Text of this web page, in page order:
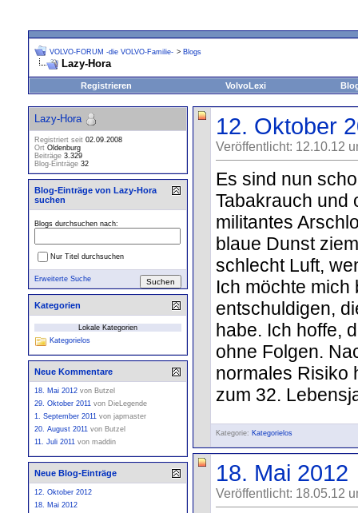
VOLVO-FORUM -die VOLVO-Familie- > Blogs
Lazy-Hora
Registrieren VolvoLexi
12. Oktober
Veröffentlicht: 12.10.12
Es sind nun
Tabakrauch und
militantes
blaue Dunst
schlecht Luft,
Ich möchte
entschuldigen,
habe. Ich hoffe,
ohne Folgen.
normales Risiko
zum 32.
Kategorie: Kategorielos
18. Mai 2012
Veröffentlicht: 18.05.12
Lazy-Hora
Registriert seit 02.09.2008
Ort Oldenburg
Beiträge 3.329
Blog-Einträge 32
Blog-Einträge von Lazy-Hora
suchen
Blogs durchsuchen nach:
Nur Titel durchsuchen
Erweiterte Suche
Kategorien
Lokale Kategorien
Kategorielos
Neue Kommentare
18. Mai 2012 von Butzel
29. Oktober 2011 von DieLegende
1. September 2011 von japmaster
20. August 2011 von Butzel
11. Juli 2011 von maddin
Neue Blog-Einträge
12. Oktober 2012
18. Mai 2012